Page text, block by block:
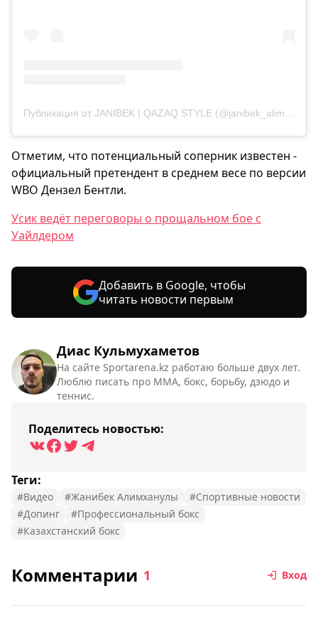
Диас Кульмухаметов
На сайте Sportarena.kz работаю больше двух лет.
Люблю писать про ММА, бокс, борьбу, дзюдо и
теннис.
Поделитесь новостью:
Теги:
#Видео #Жанибек Алимханулы
#Спортивные новости
#Допинг
#Профессиональный бокс
#Казахстанский бокс
Отметим, что потенциальный соперник известен -
официальный претендент в среднем весе по версии
WBO Дензел Бентли.
Усик ведёт переговоры о прощальном бое с
Уайлдером
Добавить в Google, чтобы
читать новости первым
Комментарии 1 Вход